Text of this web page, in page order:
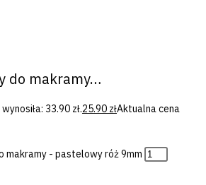
do makramy…
33.90 zł.25.90 złAktualna cena
makramy - pastelowy róż 9mm